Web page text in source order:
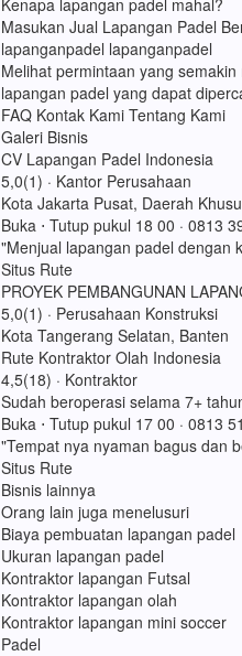
Kenapa lapangan padel mahal?
Masukan Jual Lapangan Padel
lapanganpadel lapanganpadel
Melihat permintaan yang
lapangan padel yang dapat
FAQ Kontak Kami Tentang Kami
Galeri Bisnis
CV Lapangan Padel Indonesia
5,0(1) · Kantor Perusahaan
Kota Jakarta Pusat, Daerah
Buka ⋅ Tutup pukul 18 00 · 0813
"Menjual lapangan padel dengan
Situs Rute
PROYEK PEMBANGUNAN
5,0(1) · Perusahaan Konstruksi
Kota Tangerang Selatan, Banten
Rute Kontraktor Olah Indonesia
4,5(18) · Kontraktor
Sudah beroperasi selama 7+
Buka ⋅ Tutup pukul 17 00 · 0813
"Tempat nya nyaman bagus dan
Situs Rute
Bisnis lainnya
Orang lain juga menelusuri
Biaya pembuatan lapangan padel
Ukuran lapangan padel
Kontraktor lapangan Futsal
Kontraktor lapangan olah
Kontraktor lapangan mini soccer
Padel